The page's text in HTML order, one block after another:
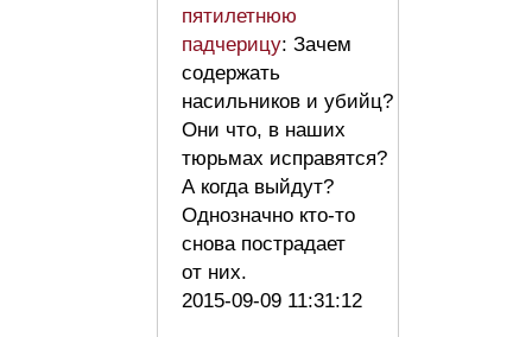
пятилетнюю
падчерицу: Зачем
содержать
насильников и убийц?
Они что, в наших
тюрьмах исправятся?
А когда выйдут?
Однозначно кто-то
снова пострадает
от них.
2015-09-09 11:31:12